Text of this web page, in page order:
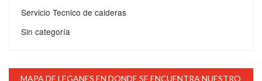
Servicio Tecnico de calderas
Sin categoría
MAPA DE LEGANES EN DONDE SE ENCUENTRA NUESTRO